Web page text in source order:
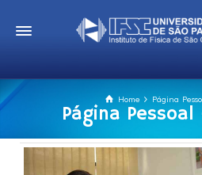
Home Página
Página